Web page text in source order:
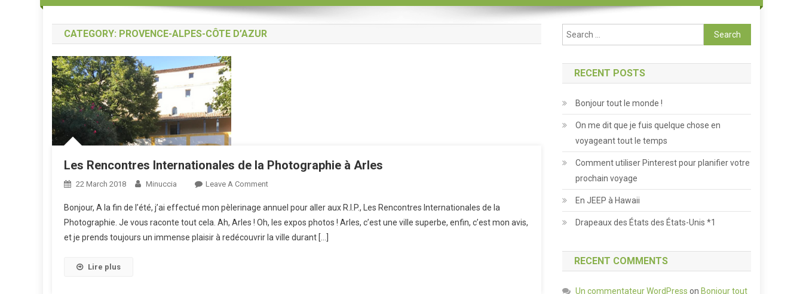
CATEGORY: PROVENCE-ALPES-CÔTE D’AZUR
Les Rencontres Internationales de la Photographie à Arles
22 March 2018 Minuccia Leave A Comment
Bonjour, A la fin de l’été, j’ai effectué mon pèlerinage annuel pour aller aux R.I.P., Les Rencontres Internationales de la
Photographie. Je vous raconte tout cela. Ah, Arles ! Oh, les expos photos ! Arles, c’est une ville superbe, enfin, c’est mon avis,
et je prends toujours un immense plaisir à redécouvrir la ville durant […]
Lire plus
Search for:
RECENT POSTS
Bonjour tout le monde !
On me dit que je fuis quelque chose en
voyageant tout le temps
Comment utiliser Pinterest pour planifier votre
prochain voyage
En JEEP à Hawaii
Drapeaux des États des États-Unis *1
RECENT COMMENTS
Un commentateur WordPress on Bonjour tout